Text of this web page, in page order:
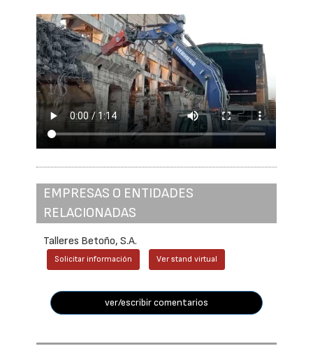
EMPRESAS O ENTIDADES
RELACIONADAS
Talleres Betoño, S.A.
Solicitar información Ver stand virtual
ver/escribir comentarios